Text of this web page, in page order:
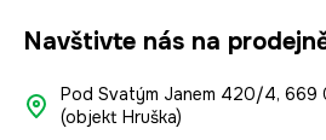
Navštivte nás na
Pod Svatým Janem 420/4, 669
(objekt Hruška)